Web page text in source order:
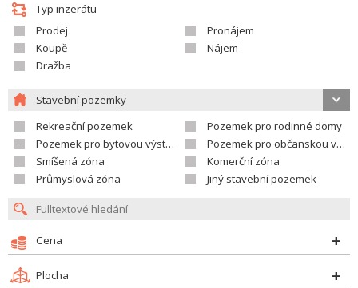
Typ inzerátu
Prodej
Pronájem
Koupě
Nájem
Dražba
Stavební pozemky
Rekreační pozemek
Pozemek pro rodinné domy
Pozemek pro bytovou výstavbu
Pozemek pro občanskou vybavenost
Smíšená zóna
Komerční zóna
Průmyslová zóna
Jiný stavební pozemek
Cena
Plocha